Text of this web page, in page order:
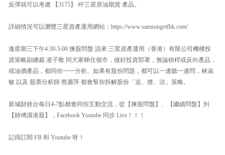
反彈就可以考慮 【3175】 #F三星原油期貨 產品。
詳細情況可以瀏覽三星資產運用網站：https://www.samsungetfhk.com/
逢星期三下午4:30-5:00 揀股問盤 請來 三星資產運用（香港）有限公司機構投
資策略副總裁 凌子敬 同大家睇住個市，做好投資部署，無論槓桿或反向產品，
或油價產品，都同你一一分析。如果有股份問題，都可以一邊聽一邊問，林淑
敏 以及 股票分析師 熊麗萍 都會幫你拆解股份「追、揸、沽」策略。
新城財經台每日4-7點都會同你互動交流，從【揀股問盤】、【繼續問盤】到
【師傅講港股】，Facebook Youtube 同步 Live！！！
記得訂閱 FB 和 Youtube 呀！